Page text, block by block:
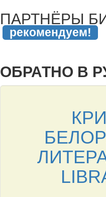
ПАРТНЁРЫ
рекомендуем!
ОБРАТНО В